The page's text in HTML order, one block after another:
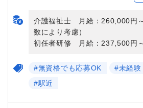
介護福祉士 月給：260,000円
数により考慮）
初任者研修 月給：237,500円～
#無資格でも応募OK
#未経験
#駅近